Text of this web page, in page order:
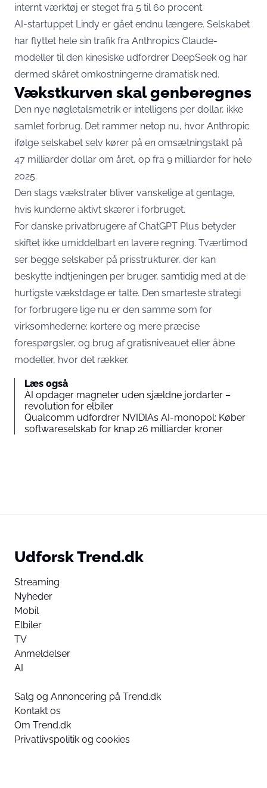
internt værktøj er steget fra 5 til 60 procent.
AI-startuppet Lindy er gået endnu længere. Selskabet
har flyttet hele sin trafik fra Anthropics Claude-
modeller til den kinesiske udfordrer DeepSeek og har
dermed skåret omkostningerne dramatisk ned.
Vækstkurven skal genberegnes
Den nye nøgletalsmetrik er intelligens per dollar, ikke
samlet forbrug. Det rammer netop nu, hvor Anthropic
ifølge selskabet selv kører på en omsætningstakt på
47 milliarder dollar om året, op fra 9 milliarder for hele
2025.
Den slags vækstrater bliver vanskelige at gentage,
hvis kunderne aktivt skærer i forbruget.
For danske privatbrugere af ChatGPT Plus betyder
skiftet ikke umiddelbart en lavere regning. Tværtimod
ser begge selskaber på prisstrukturer, der kan
beskytte indtjeningen per bruger, samtidig med at de
hurtigste vækstdage er talte. Den smarteste strategi
for forbrugere lige nu er den samme som for
virksomhederne: kortere og mere præcise
forespørgsler, og brug af gratisniveauet eller åbne
modeller, hvor det rækker.
Læs også
AI opdager magneter uden sjældne jordarter –
revolution for elbiler
Qualcomm udfordrer NVIDIAs AI-monopol: Køber
softwareselskab for knap 26 milliarder kroner
Udforsk Trend.dk
Streaming
Nyheder
Mobil
Elbiler
TV
Anmeldelser
AI
Salg og Annoncering på Trend.dk
Kontakt os
Om Trend.dk
Privatlivspolitik og cookies